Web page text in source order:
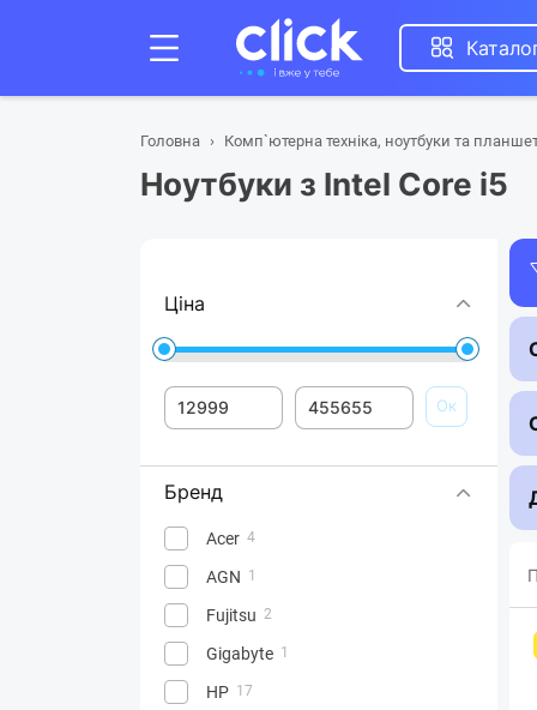
Головна Комп`ютерна техніка, ноутбуки та
Ноутбуки з Intel Core i5
Ціна
Ок
Бренд
Acer 4
AGN 1
Fujitsu 2
Gigabyte 1
HP 17